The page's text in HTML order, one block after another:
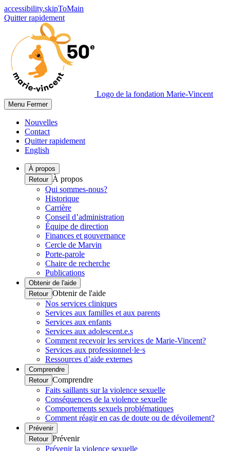
accessibility.skipToMain
Quitter rapidement
Logo de la fondation Marie-Vincent
Menu Fermer
Nouvelles
Contact
Quitter rapidement
English
À propos
Retour À propos
Qui sommes-nous?
Historique
Carrière
Conseil d’administration
Équipe de direction
Finances et gouvernance
Cercle de Marvin
Porte-parole
Chaire de recherche
Publications
Obtenir de l'aide
Retour Obtenir de l'aide
Nos services cliniques
Services aux familles et aux parents
Services aux enfants
Services aux adolescent.e.s
Comment recevoir les services de Marie-Vincent?
Services aux professionnel·le·s
Ressources d’aide externes
Comprendre
Retour Comprendre
Faits saillants sur la violence sexuelle
Conséquences de la violence sexuelle
Comportements sexuels problématiques
Comment réagir en cas de doute ou de dévoilement?
Prévenir
Retour Prévenir
Prévenir la violence sexuelle